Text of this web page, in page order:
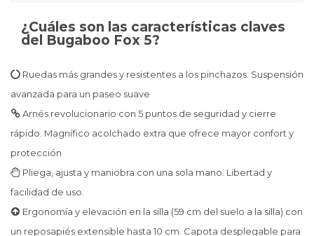
¿Cuáles son las características claves
del Bugaboo Fox 5?
Ruedas más grandes y resistentes a los pinchazos. Suspensión
avanzada para un paseo suave
Arnés revolucionario con 5 puntos de seguridad y cierre
rápido. Magnífico acolchado extra que ofrece mayor confort y
protección
Pliega, ajusta y maniobra con una sola mano. Libertad y
facilidad de uso.
Ergonomía y elevación en la silla (59 cm del suelo a la silla) con
un reposapiés extensible hasta 10 cm. Capota desplegable para